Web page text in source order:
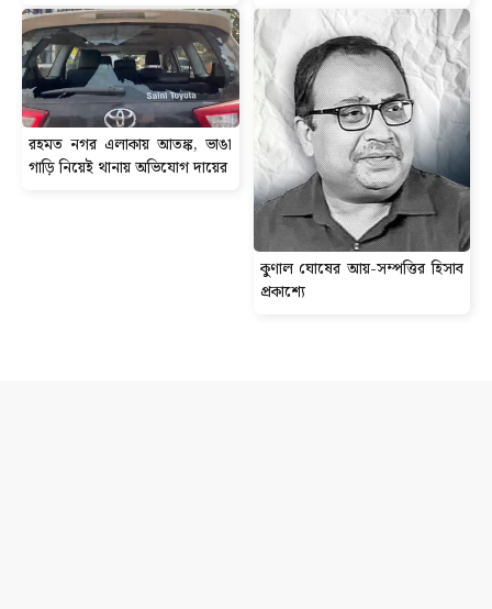
রহমত নগর এলাকায় আতঙ্ক, ভাঙা
গাড়ি নিয়েই থানায় অভিযোগ দায়ের
কুণাল ঘোষের আয়-সম্পত্তির হিসাব
প্রকাশ্যে